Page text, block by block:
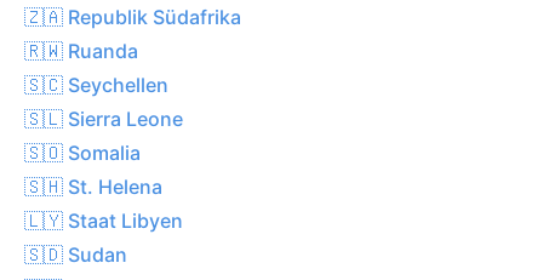
🇿🇦 Republik Südafrika
🇷🇼 Ruanda
🇸🇨 Seychellen
🇸🇱 Sierra Leone
🇸🇴 Somalia
🇸🇭 St. Helena
🇱🇾 Staat Libyen
🇸🇩 Sudan